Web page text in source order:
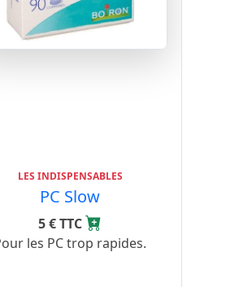
LES INDISPENSABLES
PC Slow
5 € TTC
les PC trop rapides.